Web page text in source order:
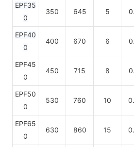
EPF35
0
350 645 5
EPF40
0
400 670 6
EPF45
0
450 715 8
EPF50
0
530 760 10
EPF65
0
630 860 15